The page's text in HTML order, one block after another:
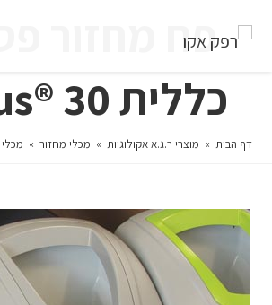
פח מחזור
כללית 30 ®Nexus
דף הבית » מוצרי ר.ג.א אקולוגיות » מכלי מחזור »